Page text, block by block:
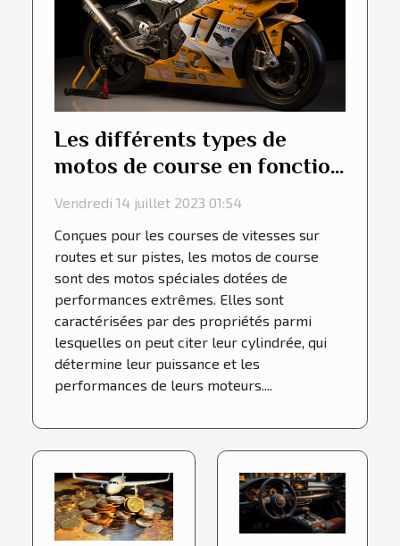
Les différents types de
motos de course en fonction
de leur cylindrée
Vendredi 14 juillet 2023 01:54
Conçues pour les courses de vitesses sur
routes et sur pistes, les motos de course
sont des motos spéciales dotées de
performances extrêmes. Elles sont
caractérisées par des propriétés parmi
lesquelles on peut citer leur cylindrée, qui
détermine leur puissance et les
performances de leurs moteurs....